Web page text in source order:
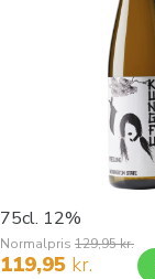
75cl. 12%
119,95 kr.
Normalpris 129,95kr.